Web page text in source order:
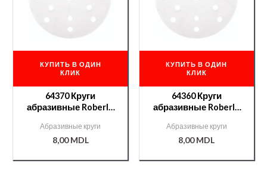
КУПИТЬ В ОДИН
КЛИК
64370 Круги
абразивные Roberlo
Абразивные круги
8,00MDL
КУПИТЬ В ОДИН
КЛИК
64360 Круги
абразивные Roberlo
Абразивные круги
8,00MDL